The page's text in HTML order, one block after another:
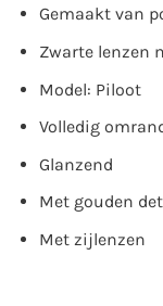
Gemaakt van
Zwarte lenzen
Model: Piloot
Volledig
Glanzend
Met gouden
Met zijlenzen